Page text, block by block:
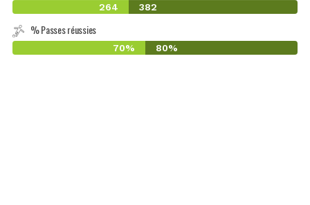
264 382
% Passes réussies
70% 80%